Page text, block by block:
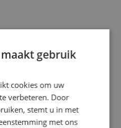
producten vullen tot klanten
jullie voor volle schappen,
En dat gewoon in de
in jouw planning, toch?
gebruik
cookies om uw
verbeteren. Door
stemt u in met
met ons